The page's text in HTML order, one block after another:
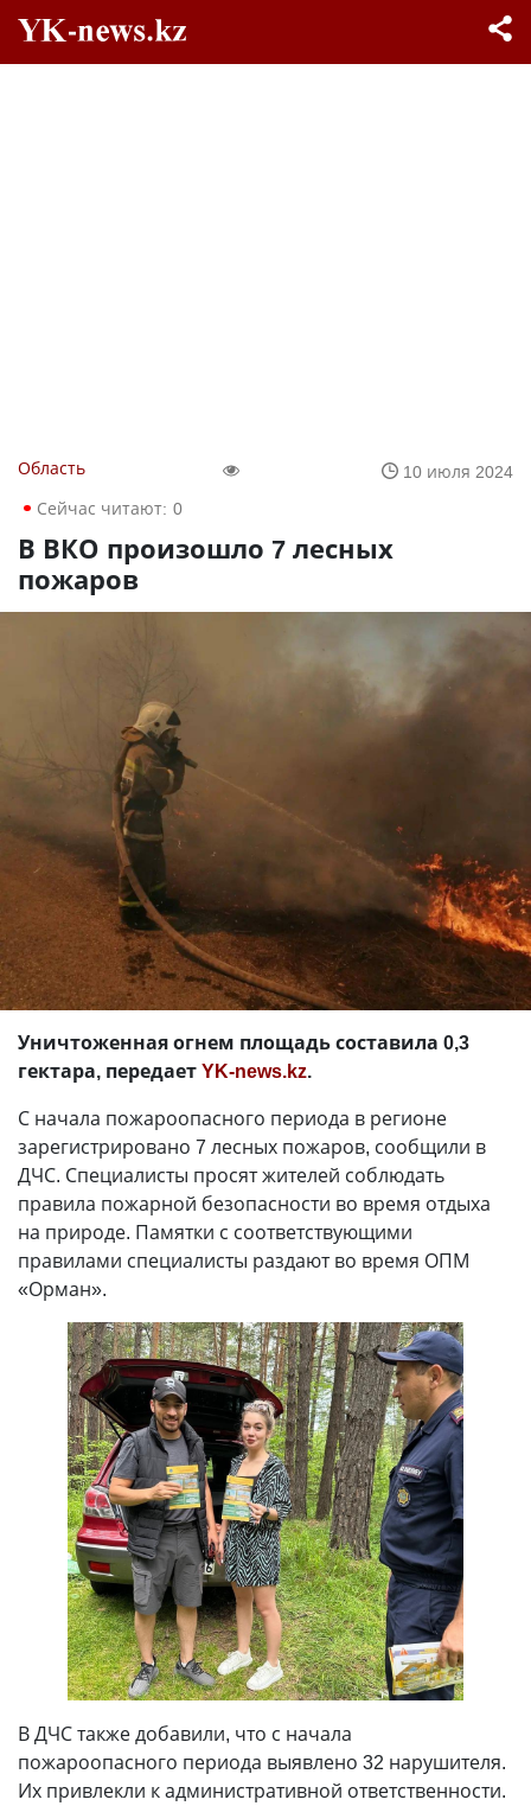
Область
10 июля 2024
Сейчас читают: 0
В ВКО произошло 7 лесных
пожаров
Уничтоженная огнем площадь составила 0,3
гектара, передаетYK-news.kz.
С начала пожароопасного периода в регионе
зарегистрировано 7 лесных пожаров, сообщили в
ДЧС. Специалисты просят жителей соблюдать
правила пожарной безопасности во время отдыха
на природе. Памятки с соответствующими
правилами специалисты раздают во время ОПМ
«Орман».
В ДЧС также добавили, что с начала
пожароопасного периода выявлено 32 нарушителя.
Их привлекли к административной ответственности.